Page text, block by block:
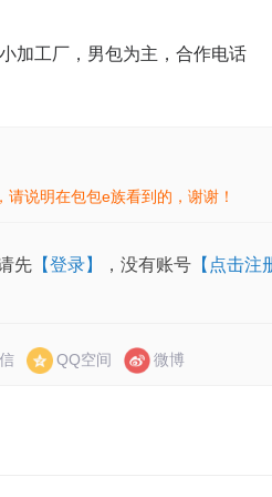
加工厂，男包为主，合作电话
请说明在包包e族看到的，谢谢！
先 【登录】 ，没有账号 【点击注
QQ空间 微博